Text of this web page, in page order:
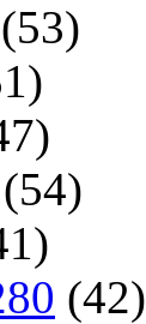
(53)
(54)
(42)